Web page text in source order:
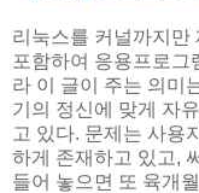
리눅스를 커널까지만
포함하여 응용프로그
라 이 글이 주는 의미
기의 정신에 맞게 자
고 있다. 문제는 사용
하게 존재하고 있고,
들어 놓으면 또 육개